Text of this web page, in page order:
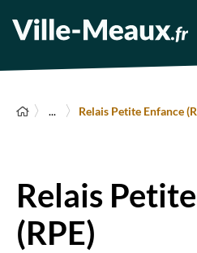
... Relais Petite Enfance
Relais
(RPE)